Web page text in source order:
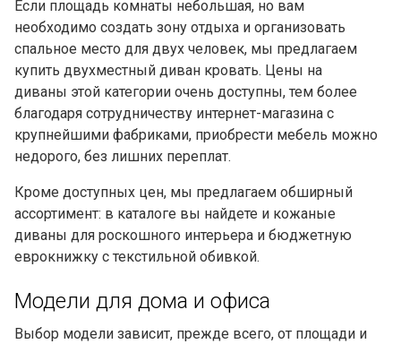
Если площадь комнаты небольшая, но вам
необходимо создать зону отдыха и организовать
спальное место для двух человек, мы предлагаем
купить двухместный диван кровать. Цены на
диваны этой категории очень доступны, тем более
благодаря сотрудничеству интернет-магазина с
крупнейшими фабриками, приобрести мебель можно
недорого, без лишних переплат.
Кроме доступных цен, мы предлагаем обширный
ассортимент: в каталоге вы найдете и кожаные
диваны для роскошного интерьера и бюджетную
еврокнижку с текстильной обивкой.
Модели для дома и офиса
Выбор модели зависит, прежде всего, от площади и